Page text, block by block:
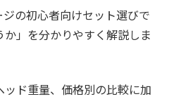
の初心者向けセット選びで
か」を分かりやすく解説しま
ド重量、価格別の比較に加